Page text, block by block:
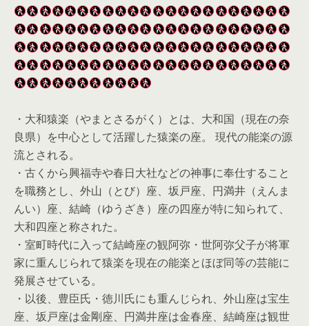
・大和猿楽（やまとさるがく）とは、大和国（現在の奈
良県）を中心として活躍した猿楽の座。 現代の能楽の源
流とされる。
・古くから興福寺や春日大社などの神事に奉仕すること
を職務とし、外山（とび）座、坂戸座、円満井（えんま
んい）座、結崎（ゆうざき）座の四座が特に知られて、
大和四座と称された。
・室町時代に入って結崎座の観阿弥・世阿弥父子が将軍
家に重んじられて猿楽を現在の能楽とほぼ同等の芸能に
発展させている。
・以後、豊臣氏・徳川氏にも重んじられ、外山座は宝生
座、坂戸座は金剛座、円満井座は金春座、結崎座は観世